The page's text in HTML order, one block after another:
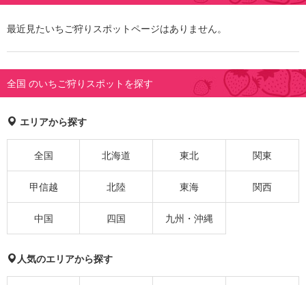
最近見たいちご狩りスポットページはありません。
全国 のいちご狩りスポットを探す
エリアから探す
全国 北海道 東北 関東
甲信越 北陸 東海 関西
中国 四国 九州・沖縄
人気のエリアから探す